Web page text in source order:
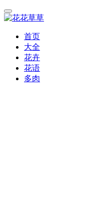
首页
大全
花卉
花语
多肉